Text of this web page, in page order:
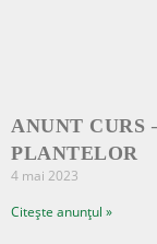
ANUNT CURS
PLANTELOR
4 mai 2023
Citește anunțul »